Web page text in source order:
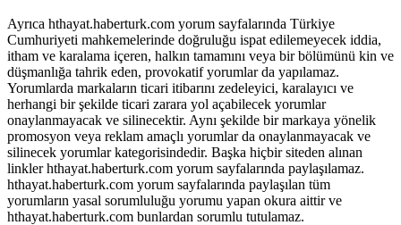
Ayrıca hthayat.haberturk.com yorum sayfalarında Türkiye
Cumhuriyeti mahkemelerinde doğruluğu ispat edilemeyecek iddia,
itham ve karalama içeren, halkın tamamını veya bir bölümünü kin ve
düşmanlığa tahrik eden, provokatif yorumlar da yapılamaz.
Yorumlarda markaların ticari itibarını zedeleyici, karalayıcı ve
herhangi bir şekilde ticari zarara yol açabilecek yorumlar
onaylanmayacak ve silinecektir. Aynı şekilde bir markaya yönelik
promosyon veya reklam amaçlı yorumlar da onaylanmayacak ve
silinecek yorumlar kategorisindedir. Başka hiçbir siteden alınan
linkler hthayat.haberturk.com yorum sayfalarında paylaşılamaz.
hthayat.haberturk.com yorum sayfalarında paylaşılan tüm
yorumların yasal sorumluluğu yorumu yapan okura aittir ve
hthayat.haberturk.com bunlardan sorumlu tutulamaz.